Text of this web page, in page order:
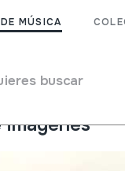
MÚSICA
buscar
de música
imágenes